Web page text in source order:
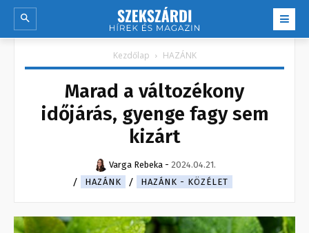
Kezdőlap HAZÁNK
Marad a változékony
időjárás, gyenge fagy sem
kizárt
Varga Rebeka - 2024.04.21.
HAZÁNK
HAZÁNK - KÖZÉLET